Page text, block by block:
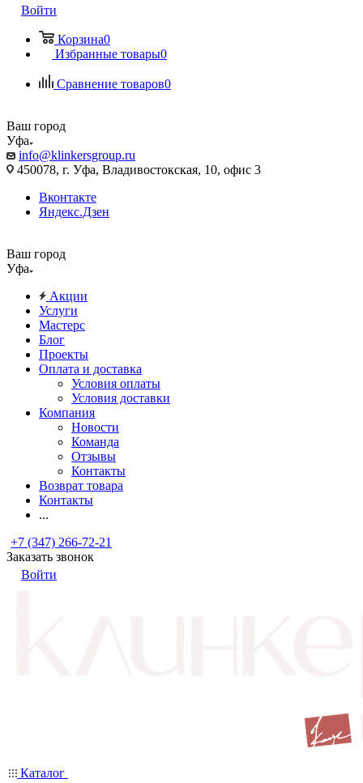
Войти
Корзина0
Избранные товары0
Сравнение товаров0
Ваш город
Уфа
info@klinkersgroup.ru
450078, г. Уфа, Владивостокская, 10, офис 3
Вконтакте
Яндекс.Дзен
Ваш город
Уфа
Акции
Услуги
Мастерс
Блог
Проекты
Оплата и доставка
Условия оплаты
Условия доставки
Компания
Новости
Команда
Отзывы
Контакты
Возврат товара
Контакты
...
+7 (347) 266-72-21
Заказать звонок
Войти
Каталог